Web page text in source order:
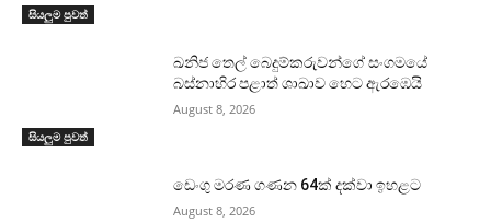
සියලුම පුවත්
සියලුම පුවත්
ඛනිජ තෙල් බෙදුම්කරුවන්ගේ සංගමයේ
බස්නාහිර පළාත් ශාඛාව හෙට ඇරඹෙයි
August 8, 2026
ඩෙංගු මරණ ගණන 64ක් දක්වා ඉහළට
August 8, 2026